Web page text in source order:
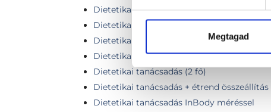
Megtagad
Dietetikai konzultáció 2. alkalom
Dietetikai konzultáció (3. vagy további
Dietetikai konzultáció, étrend
Dietetikai tanácsadás
Dietetikai tanácsadás (2 fő)
Dietetikai tanácsadás + étrend összeállítás
Dietetikai tanácsadás InBody méréssel